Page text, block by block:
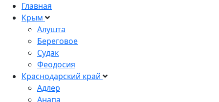
Главная
Крым
Алушта
Береговое
Судак
Феодосия
Краснодарский край
Адлер
Анапа